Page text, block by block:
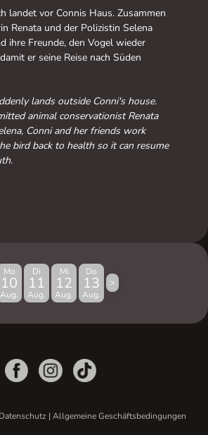
landet vor Connis Haus. Zusammen
Renata und der Polizistin Selena
ihre Freunde, den Vogel wieder
er seine Reise nach Süden
lands outside Conni's house.
animal conservationist Renata
Conni and her friends work
bird back to health so it can resume
Mo
10
Aug.
Di
11
Aug.
Mi
12
Aug.
Do
13
Aug.
>
Datenschutz | Allgemeine Geschäftsbedingungen